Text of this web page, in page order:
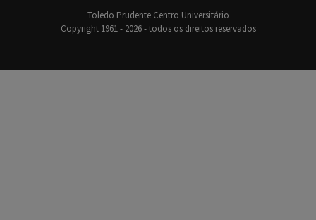
Toledo Prudente Centro Universitário
Copyright 1961 - 2026 - todos os direitos reservados